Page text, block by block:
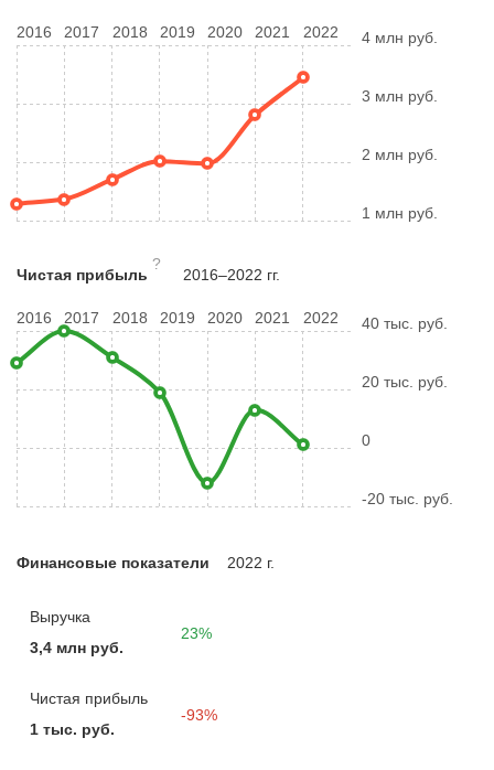
2016 2017 2018 2019 2020 2021 2022
1 млн руб.
2 млн руб.
3 млн руб.
4 млн руб.
Чистая прибыль
?
2016–2022 гг.
2016 2017 2018 2019 2020 2021 2022
-20 тыс. руб.
0
20 тыс. руб.
40 тыс. руб.
Финансовые показатели 2022 г.
Выручка
3,4 млн руб.
23%
Чистая прибыль
1 тыс. руб.
-93%